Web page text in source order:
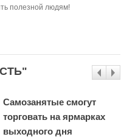
полезной людям!
Самозанятые смогут
торговать на ярмарках
выходного дня